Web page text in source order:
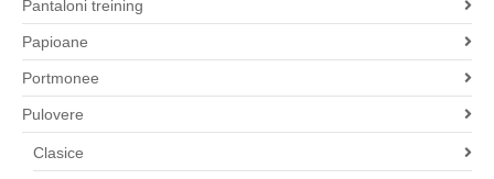
Pantaloni treining
Papioane
Portmonee
Pulovere
Clasice